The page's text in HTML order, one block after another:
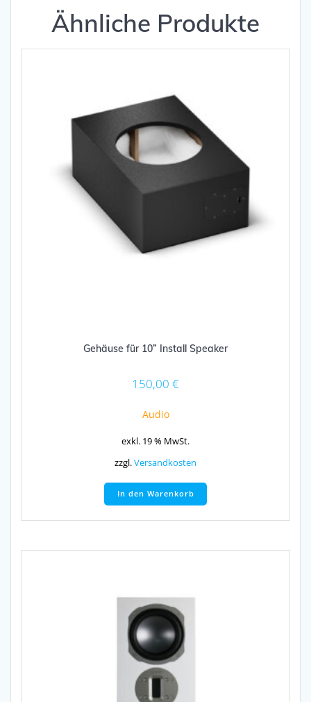
Ähnliche Produkte
Gehäuse für 10” Install Speaker
150,00 €
Audio
exkl. 19 % MwSt.
zzgl.Versandkosten
In den Warenkorb